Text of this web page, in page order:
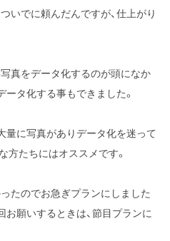
いでに頼んだんですが、仕上がり
真をデータ化するのが頭になか
ータ化する事もできました。
量に写真がありデータ化を迷って
方たちにはオススメです。
たのでお急ぎプランにしました
お願いするときは、節目プランに